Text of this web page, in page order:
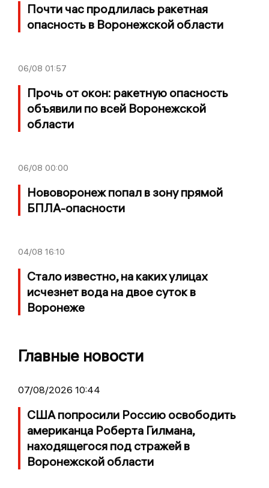
Почти час продлилась ракетная
опасность в Воронежской области
06/08 01:57
Прочь от окон: ракетную опасность
объявили по всей Воронежской
области
06/08 00:00
Нововоронеж попал в зону прямой
БПЛА-опасности
04/08 16:10
Стало известно, на каких улицах
исчезнет вода на двое суток в
Воронеже
Главные новости
07/08/2026 10:44
США попросили Россию освободить
американца Роберта Гилмана,
находящегося под стражей в
Воронежской области